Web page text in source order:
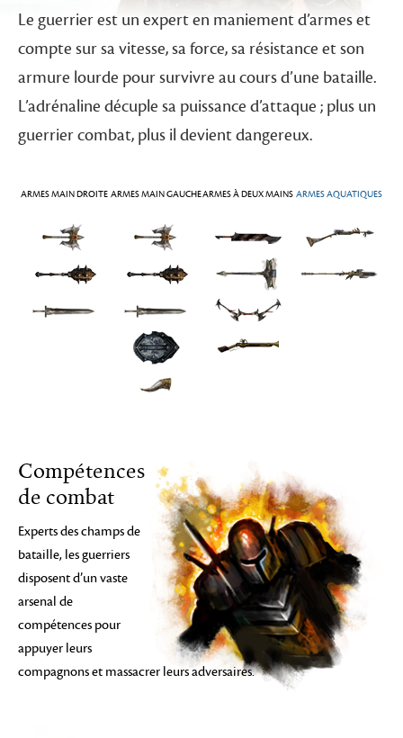
Le guerrier est un expert en maniement d’armes et
compte sur sa vitesse, sa force, sa résistance et son
armure lourde pour survivre au cours d’une bataille.
L’adrénaline décuple sa puissance d’attaque ; plus un
guerrier combat, plus il devient dangereux.
ARMES MAIN DROITE ARMES MAIN GAUCHEARMES À DEUX MAINS ARMES AQUATIQUES
Compétences
de combat
Experts des champs de
bataille, les guerriers
disposent d’un vaste
arsenal de
compétences pour
appuyer leurs
compagnons et massacrer leurs adversaires.